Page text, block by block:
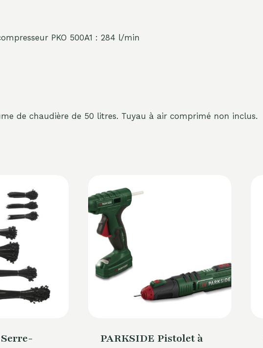
PKO 500A1 : 284 l/min
de chaudière de 50 litres. Tuyau à air comprimé non inclus.
PARKSIDE Pistolet à